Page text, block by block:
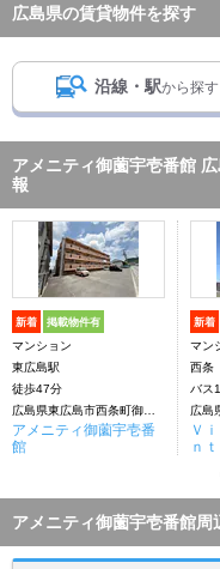
広島県の賃貸物件を探す
沿線・駅から探す
アメニティ御薗宇壱番館
報
新着 掲載物件有
マンション
東広島駅
徒歩47分
アメニティ御薗宇壱番
館
新着
マン
西条
バス13
Ｖ
ｎｔ
アメニティ御薗宇壱番館